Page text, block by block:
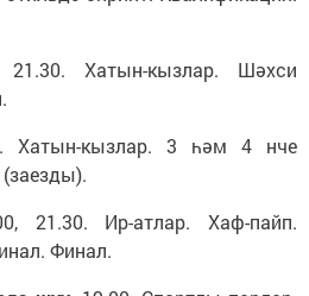
21.30. Хатын-кызлар. Шәхси
Хатын-кызлар. 3 һәм 4 нче
21.30. Ир-атлар. Хаф-пайп.
Финал.